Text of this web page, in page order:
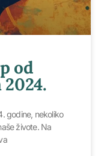
od
godine, nekoliko
živote. Na